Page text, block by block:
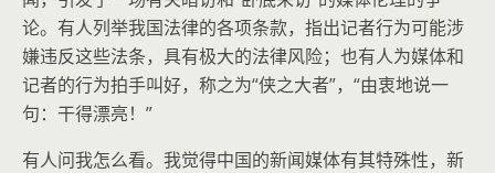
论。有人列举我国法律的各项条款，指出记者行为可能涉
嫌违反这些法条，具有极大的法律风险；也有人为媒体和
记者的行为拍手叫好，称之为“侠之大者”，“由衷地说一
句：干得漂亮！”
有人问我怎么看。我觉得中国的新闻媒体有其特殊性，新